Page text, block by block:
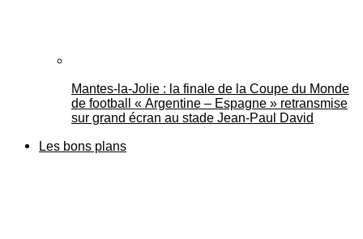
Mantes-la-Jolie : la finale de la Coupe du Monde
de football « Argentine – Espagne » retransmise
sur grand écran au stade Jean-Paul David
Les bons plans